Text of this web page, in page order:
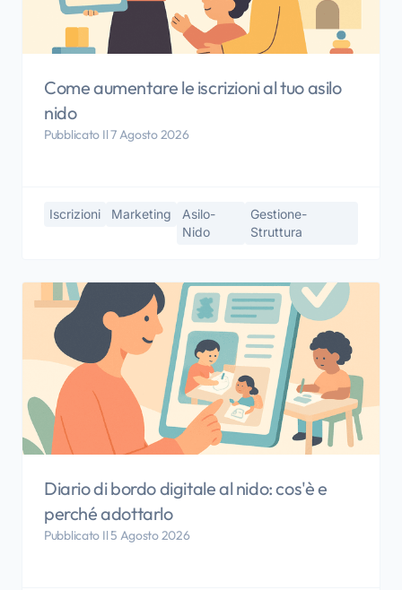
Come aumentare le iscrizioni al tuo asilo
nido
Pubblicato Il 7 Agosto 2026
Iscrizioni Marketing
Asilo-
Nido
Gestione-
Struttura
Diario di bordo digitale al nido: cos'è e
perché adottarlo
Pubblicato Il 5 Agosto 2026